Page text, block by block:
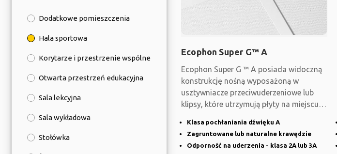
Dodatkowe pomieszczenia
Hala sportowa
Korytarze i przestrzenie wspólne
Otwarta przestrzeń edukacyjna
Sala lekcyjna
Sala wykładowa
Stołówka
Ecophon Super G™ A
Ecophon Super G ™ A posiada widoczną
konstrukcję nośną wyposażoną w
usztywniacze przeciwuderzeniowe lub
klipsy, które utrzymują płyty na miejscu.
Klasa pochłaniania dźwięku A
Zagruntowane lub naturalne krawędzie
Odporność na uderzenia - klasa 2A lub 3A